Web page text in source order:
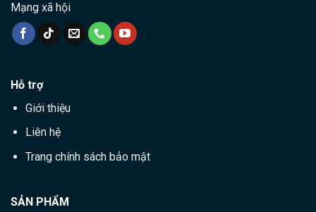
Mạng xã hội
Hỗ trợ
Giới thiệu
Liên hệ
Trang chính sách bảo mật
SẢN PHẨM